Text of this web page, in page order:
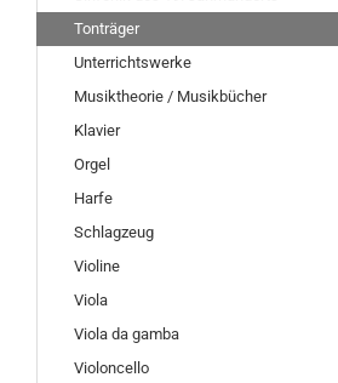
Tonträger
Unterrichtswerke
Musiktheorie / Musikbücher
Klavier
Orgel
Harfe
Schlagzeug
Violine
Viola
Viola da gamba
Violoncello